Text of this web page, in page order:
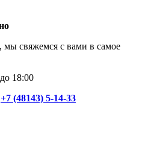
свяжемся с вами в самое
18:00
+7 (48143) 5-14-33